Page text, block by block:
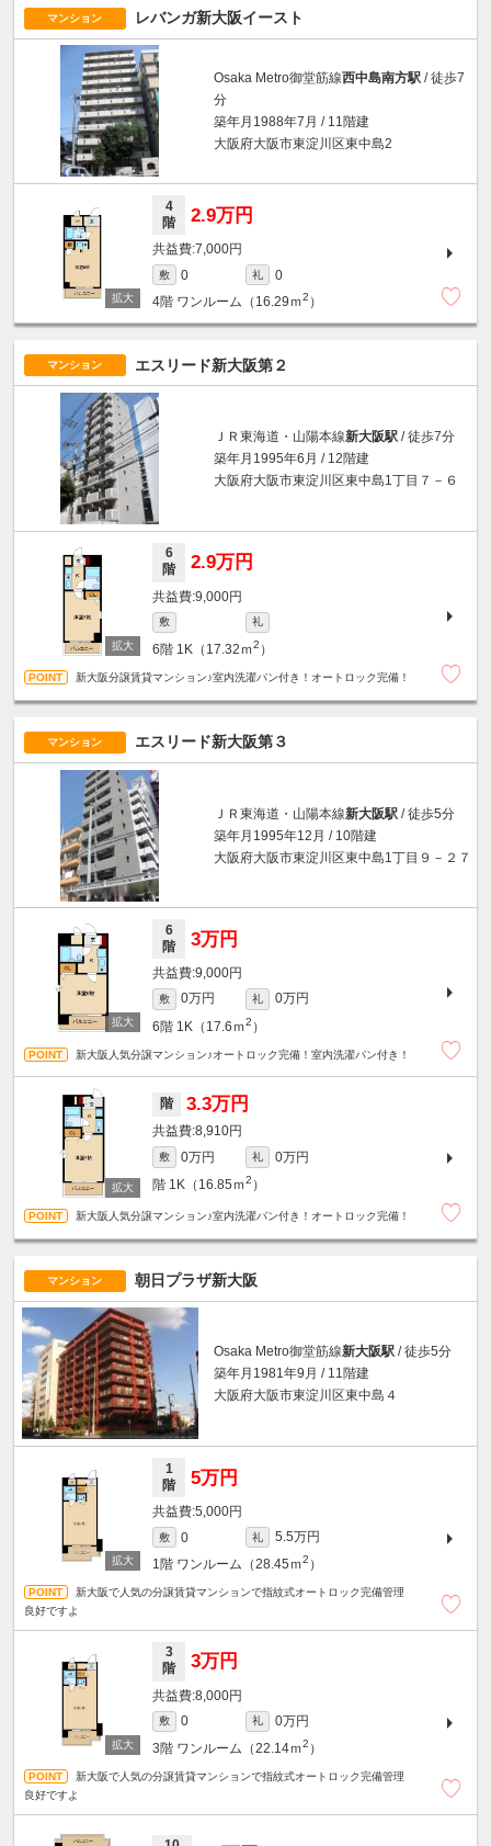
マンション レバンガ新大阪イースト
Osaka Metro御堂筋線西中島南方駅 / 徒歩7
分
築年月1988年7月 / 11階建
大阪府大阪市東淀川区東中島2
4
階
2.9万円
7,000円
敷 0 礼
0
4階 ワンルーム（16.29ｍ2 ）
マンション エスリード新大阪第２
ＪＲ東海道・山陽本線新大阪駅 / 徒歩7分
築年月1995年6月 / 12階建
大阪府大阪市東淀川区東中島1丁目７－６
6
階
2.9万円
9,000円
敷 礼
6階 1K（17.32ｍ2 ）
新大阪分譲賃貸マンション♪室内洗濯パン付き！オートロック完備！
マンション エスリード新大阪第３
ＪＲ東海道・山陽本線新大阪駅 / 徒歩5分
築年月1995年12月 / 10階建
大阪府大阪市東淀川区東中島1丁目９－２７
6
階
3万円
9,000円
敷 0万円 礼
0万円
6階 1K（17.6ｍ2 ）
新大阪人気分譲マンション♪オートロック完備！室内洗濯パン付き！
階 3.3万円
8,910円
敷 0万円 礼
0万円
階 1K（16.85ｍ2 ）
新大阪人気分譲マンション♪室内洗濯パン付き！オートロック完備！
マンション 朝日プラザ新大阪
Osaka Metro御堂筋線新大阪駅 / 徒歩5分
築年月1981年9月 / 11階建
大阪府大阪市東淀川区東中島４
1
階
5万円
5,000円
敷 0 礼
5.5万円
1階 ワンルーム（28.45ｍ2 ）
新大阪で人気の分譲賃貸マンションで指紋式オートロック完備管理
良好ですよ
3
階
3万円
8,000円
敷 0 礼
0万円
3階 ワンルーム（22.14ｍ2 ）
新大阪で人気の分譲賃貸マンションで指紋式オートロック完備管理
良好ですよ